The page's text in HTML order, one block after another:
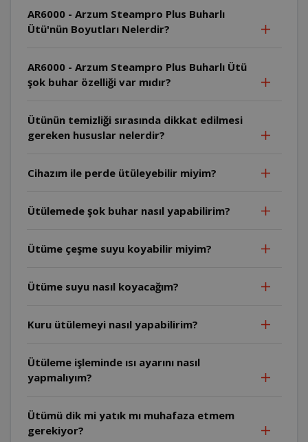
AR6000 - Arzum Steampro Plus Buharlı
Ütü'nün Boyutları Nelerdir?
AR6000 - Arzum Steampro Plus Buharlı Ütü
şok buhar özelliği var mıdır?
Ütünün temizliği sırasında dikkat edilmesi
gereken hususlar nelerdir?
Cihazım ile perde ütüleyebilir miyim?
Ütülemede şok buhar nasıl yapabilirim?
Ütüme çeşme suyu koyabilir miyim?
Ütüme suyu nasıl koyacağım?
Kuru ütülemeyi nasıl yapabilirim?
Ütüleme işleminde ısı ayarını nasıl
yapmalıyım?
Ütümü dik mi yatık mı muhafaza etmem
gerekiyor?